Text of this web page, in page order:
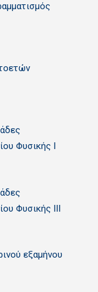
Φυσικής Ι
Φυσικής ΙΙΙ
εξαμήνου